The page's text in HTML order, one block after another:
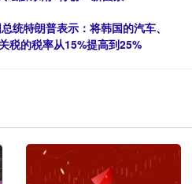
统特朗普表示：将韩国的汽车、
税的税率从15%提高到25%